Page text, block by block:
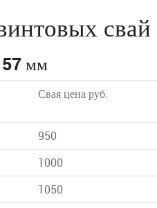
57 мм
Свая цена руб.
950
1000
1050